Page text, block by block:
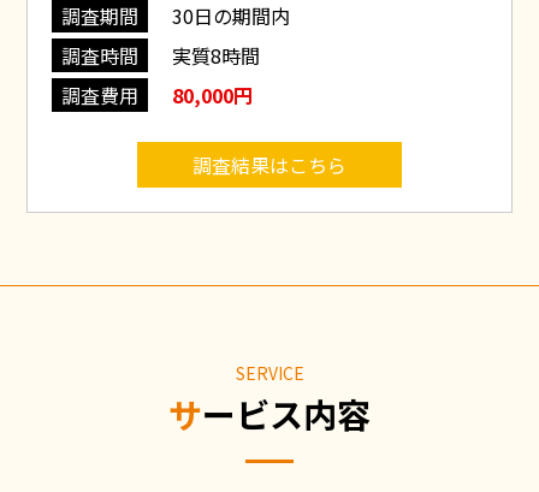
調査期間
30日の期間内
調査時間
実質8時間
調査費用
80,000円
調査結果はこちら
SERVICE
サービス内容